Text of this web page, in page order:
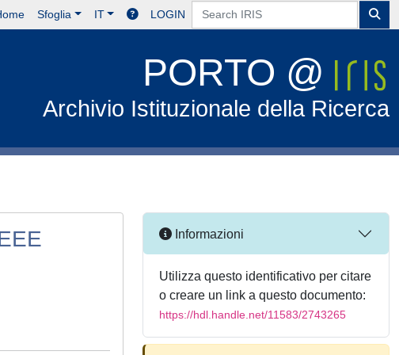
Sfoglia IT LOGIN
PORTO @
Archivio Istituzionale della Ricerca
Informazioni
Utilizza questo identificativo per citare
o creare un link a questo documento:
https://hdl.handle.net/11583/2743265